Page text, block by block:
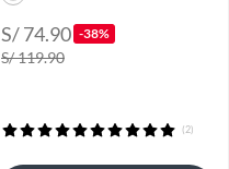
S/ 74.90 -38%
S/ 119.90
(2)